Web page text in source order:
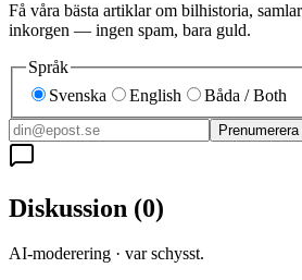
Få våra bästa artiklar om bilhistoria,
inkorgen — ingen spam, bara guld.
Språk
Svenska
English Båda / Both
Prenumerera
Diskussion (0)
AI-moderering · var schysst.